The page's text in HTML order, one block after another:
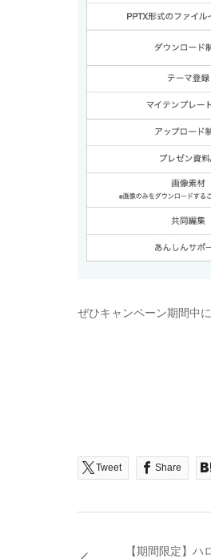
ぜひキャンペーン期間中
Tweet Share
【期間限定】